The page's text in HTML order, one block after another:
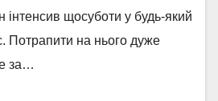
щосуботи у будь-який
Потрапити на нього дуже
за…